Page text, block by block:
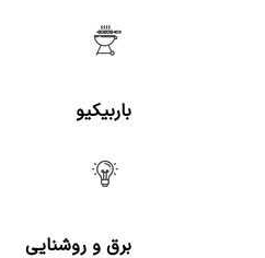
باربیکیو
برق و روشنایی